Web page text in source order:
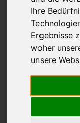
Ihre
Ergebnisse
woher
unsere
Ellen Wille